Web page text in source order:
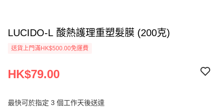
LUCIDO-L 酸熱護理重塑髮膜 (200克)
送貨上門滿HK$500.00免運費
HK$79.00
最快可於指定 3 個工作天後送達